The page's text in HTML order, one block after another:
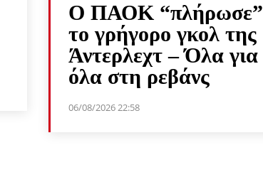
Ο ΠΑΟΚ “πλήρωσε”
το γρήγορο γκολ της
Άντερλεχτ – Όλα για
όλα στη ρεβάνς
06/08/2026 22:58